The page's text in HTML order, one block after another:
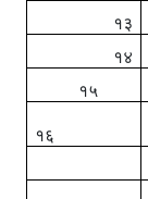
१३
१४
१५
१६